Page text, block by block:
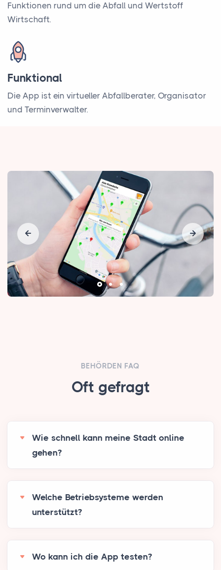
Funktionen rund um die Abfall und Wertstoff
Wirtschaft.
Funktional
Die App ist ein virtueller Abfallberater, Organisator
und Terminverwalter.
BEHÖRDEN FAQ
Oft gefragt
Wie schnell kann meine Stadt online
gehen?
Welche Betriebsysteme werden
unterstützt?
Wo kann ich die App testen?